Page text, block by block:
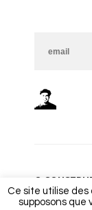
NEWSLETTER
©
Ce site utilise des
supposons que